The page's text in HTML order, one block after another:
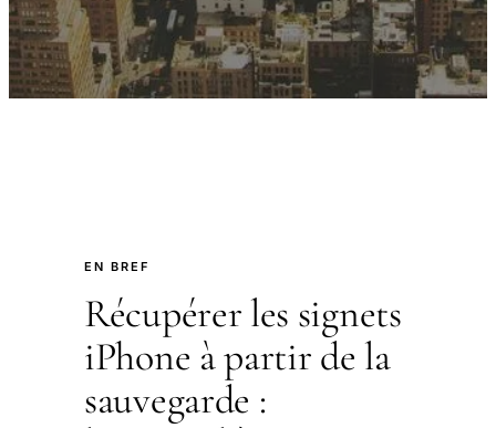
EN BREF
Récupérer les signets
iPhone à partir de la
sauvegarde :